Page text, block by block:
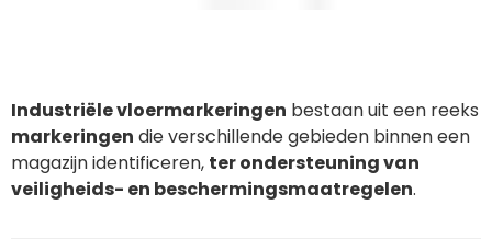
Industriële vloermarkeringen bestaan uit een reeks
markeringen die verschillende gebieden binnen een
magazijn identificeren, ter ondersteuning van
veiligheids- en beschermingsmaatregelen.